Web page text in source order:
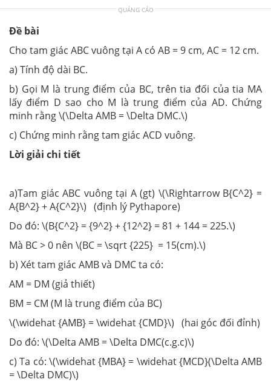
QUẢNG CÁO
Đề bài
Cho tam giác ABC vuông tại A có AB = 9 cm, AC = 12 cm.
a) Tính độ dài BC.
b) Gọi M là trung điểm của BC, trên tia đối của tia MA
lấy điểm D sao cho M là trung điểm của AD. Chứng
minh rằng \(\Delta AMB = \Delta DMC.\)
c) Chứng minh rằng tam giác ACD vuông.
Lời giải chi tiết
a)Tam giác ABC vuông tại A (gt) \(\Rightarrow B{C^2} =
A{B^2} + A{C^2}\) (định lý Pythapore)
Do đó: \(B{C^2} = {9^2} + {12^2} = 81 + 144 = 225.\)
Mà BC > 0 nên \(BC = \sqrt {225} = 15(cm).\)
b) Xét tam giác AMB và DMC ta có:
AM = DM (giả thiết)
BM = CM (M là trung điểm của BC)
\(\widehat {AMB} = \widehat {CMD}\) (hai góc đối đỉnh)
Do đó: \(\Delta AMB = \Delta DMC(c.g.c)\)
c) Ta có: \(\widehat {MBA} = \widehat {MCD}(\Delta AMB
= \Delta DMC)\)